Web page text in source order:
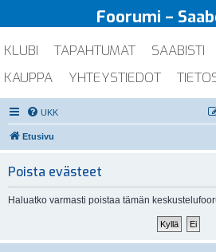
Foorumi –
KLUBI TAPAHTUMAT SAABISTI
KAUPPA
YHTEYSTIEDOT
UKK
Etusivu
Poista evästeet
Haluatko varmasti poistaa tämän